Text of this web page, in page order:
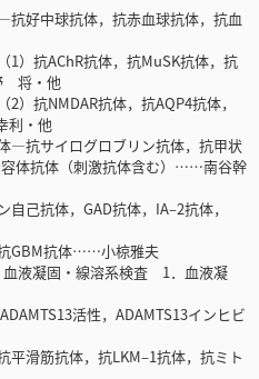
好中球抗体，抗赤血球抗体，抗血
）抗AChR抗体，抗MuSK抗体，抗
将・他
）抗NMDAR抗体，抗AQP4抗体，
利・他
―抗サイログロブリン抗体，抗甲状
容体抗体（刺激抗体含む）……南谷幹
己抗体，GAD抗体，IA‒2抗体，
GBM抗体……小椋雅夫
液凝固・線溶系検査 1．血液凝
ADAMTS13インヒビ
滑筋抗体，抗LKM‒1抗体，抗ミト